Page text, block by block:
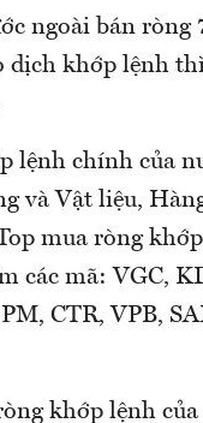
ngoài bán ròng
dịch khớp lệnh
lệnh chính của
và Vật liệu,
mua ròng
các mã: VGC,
CTR, VPB,
khớp lệnh